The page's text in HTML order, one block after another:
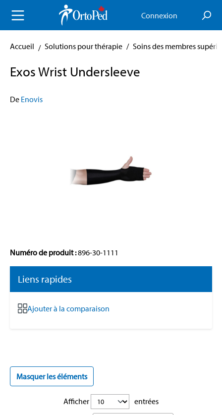
principal Connexion
Accueil Solutions pour thérapie / Soins des membres
Exos Wrist Undersleeve
De Enovis
Numéro de produit :896-30-1111
Liens rapides
Ajouter à la comparaison
Masquer les éléments
Afficher
entrées